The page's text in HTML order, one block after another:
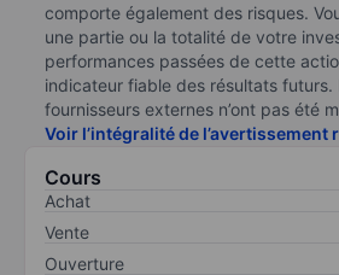
comporte également des risques.
une partie ou la totalité de votre
performances passées de cette
indicateur fiable des résultats futurs.
fournisseurs externes n’ont pas été
Voir l’intégralité de l’avertissement
Cours
Achat
Vente
Ouverture